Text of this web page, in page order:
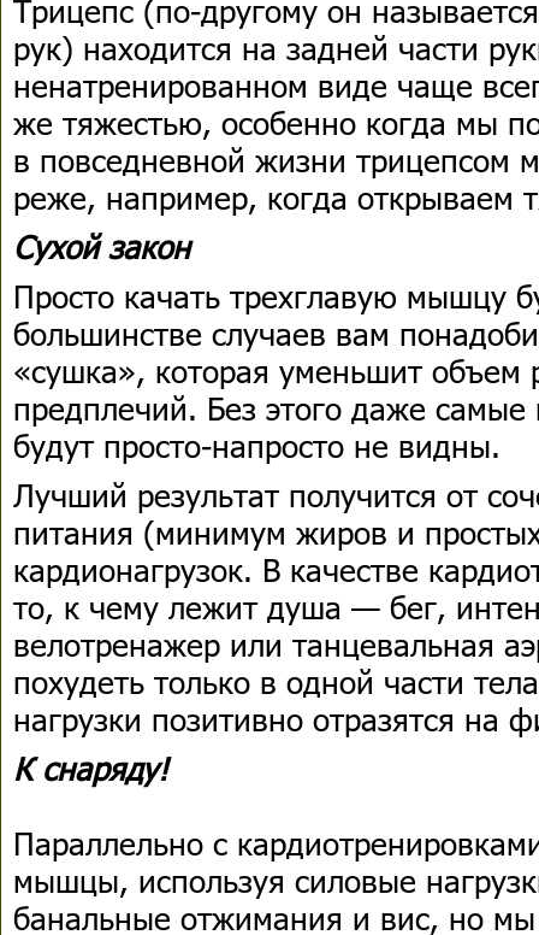
Трицепс (по-другому он
рук) находится на задней части
ненатренированном виде чаще
же тяжестью, особенно когда мы
в повседневной жизни трицепсом
реже, например, когда открываем
Сухой закон
Просто качать трехглавую мышцу
большинстве случаев вам
«сушка», которая уменьшит объем
предплечий. Без этого даже
будут просто-напросто не видны.
Лучший результат получится от
питания (минимум жиров и
кардионагрузок. В качестве
то, к чему лежит душа — бег,
велотренажер или танцевальная
похудеть только в одной части
нагрузки позитивно отразятся на
К снаряду!
Параллельно с
мышцы, используя силовые
банальные отжимания и вис, но